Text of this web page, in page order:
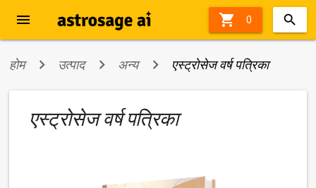
 0
menu
होम उत्पाद अन्य एस्ट्रोसेज वर्ष पत्रिका
एस्ट्रोसेज वर्ष पत्रिका